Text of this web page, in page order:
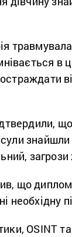
в
знайшли
що
необхідну
OSINT